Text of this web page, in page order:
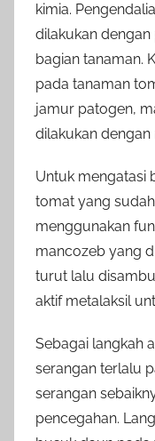
kimia.
dilakukan
bagian tanaman.
pada tanaman
jamur patogen,
dilakukan
Untuk mengatasi
tomat yang
menggunakan
mancozeb yang
turut lalu
aktif metalaksil
Sebagai langkah
serangan terlalu
serangan
pencegahan.